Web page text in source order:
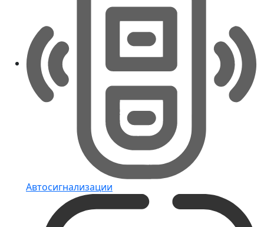
Автосигнализации